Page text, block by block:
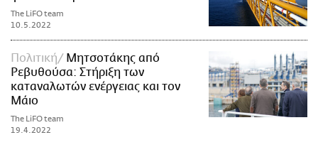
The LiFO team
10.5.2022
Πολιτική
Μητσοτάκης από
Ρεβυθούσα: Στήριξη των
καταναλωτών ενέργειας και τον
Μάιο
The LiFO team
19.4.2022